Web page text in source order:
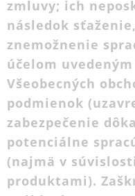
zmluvy; ich
následok
znemožnenie
účelom uvedeným
Všeobecných
podmienok
zabezpečenie
potenciálne
(najmä v
produktami).